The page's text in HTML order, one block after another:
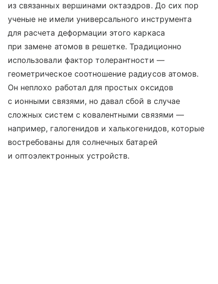
из связанных вершинами октаэдров. До сих пор
ученые не имели универсального инструмента
для расчета деформации этого каркаса
при замене атомов в решетке. Традиционно
использовали фактор толерантности —
геометрическое соотношение радиусов атомов.
Он неплохо работал для простых оксидов
с ионными связями, но давал сбой в случае
сложных систем с ковалентными связями —
например, галогенидов и халькогенидов, которые
востребованы для солнечных батарей
и оптоэлектронных устройств.